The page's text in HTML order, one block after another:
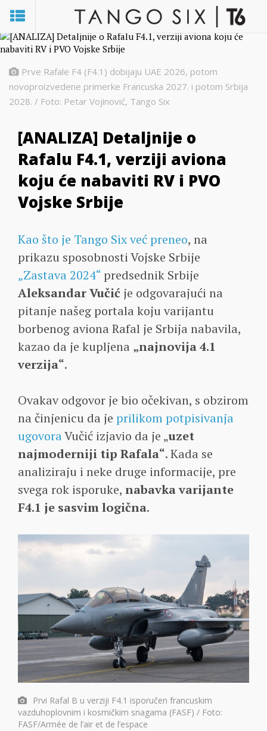
Prve Rafale F4 (F4.1) dobijaju UAE 2026, potom
novoproizvedene primerke Francuska 2027. i potom Srbija
2028. / Foto: Petar Vojinović, Tango Six
[ANALIZA] Detaljnije o
Rafalu F4.1, verziji aviona
koju će nabaviti RV i PVO
Vojske Srbije
Kao što je Tango Six već preneo, na
prikazu sposobnosti Vojske Srbije
„Zastava 2024“ predsednik Srbije
Aleksandar Vučić je odgovarajući na
pitanje našeg portala koju varijantu
borbenog aviona Rafal je Srbija nabavila,
kazao da je kupljena „najnovija 4.1
verzija“.
Ovakav odgovor je bio očekivan, s obzirom
na činjenicu da je prilikom potpisivanja
ugovoraVučić izjavio da je „uzet
najmoderniji tip Rafala“. Kada se
analiziraju i neke druge informacije, pre
svega rok isporuke, nabavka varijante
F4.1 je sasvim logična.
Prvi Rafal B u verziji F4.1 isporučen francuskim
vazduhoplovnim i kosmičkim snagama (FASF) / Foto:
FASF/Armée de l’air et de l’espace